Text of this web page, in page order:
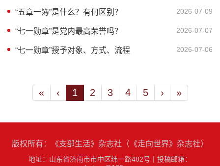
“五章一簿”是什么？有何区别？ 2026-07-09
“七一勋章”是党内最高荣誉吗？ 2026-07-07
“七一勋章”授予对象、方式、流程 2026-07-06
« ‹ 1 2 3 4 5 › »
版权所有：《支部生活》杂志社（《走向世界》杂志社）
地址：山东省济南市市中区纬一路482号
投稿邮箱：